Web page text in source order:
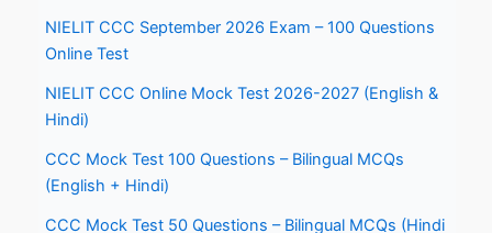
NIELIT CCC September 2026 Exam – 100 Questions
Online Test
NIELIT CCC Online Mock Test 2026-2027 (English &
Hindi)
CCC Mock Test 100 Questions – Bilingual MCQs
(English + Hindi)
CCC Mock Test 50 Questions – Bilingual MCQs (Hindi